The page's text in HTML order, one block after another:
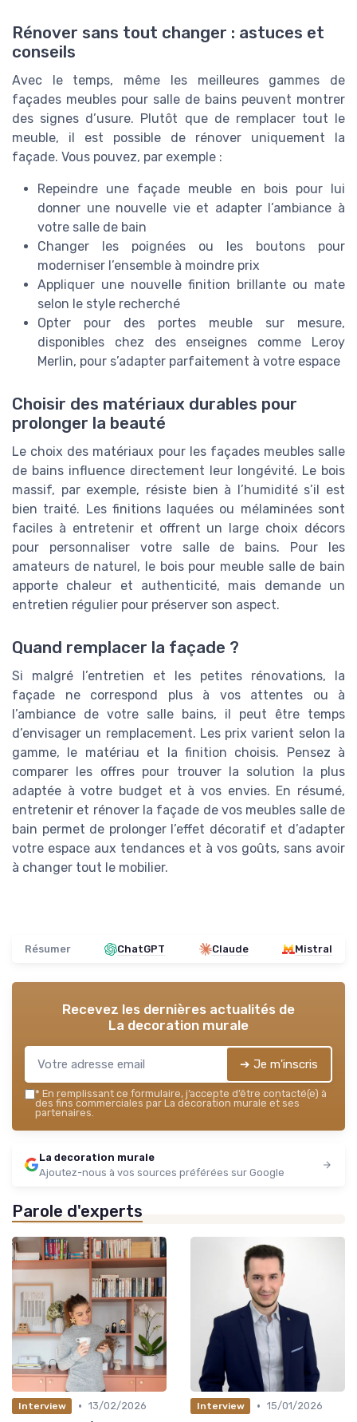
Rénover sans tout changer : astuces et
conseils
Avec le temps, même les meilleures gammes de
façades meubles pour salle de bains peuvent montrer
des signes d’usure. Plutôt que de remplacer tout le
meuble, il est possible de rénover uniquement la
façade. Vous pouvez, par exemple :
Repeindre une façade meuble en bois pour lui
donner une nouvelle vie et adapter l’ambiance à
votre salle de bain
Changer les poignées ou les boutons pour
moderniser l’ensemble à moindre prix
Appliquer une nouvelle finition brillante ou mate
selon le style recherché
Opter pour des portes meuble sur mesure,
disponibles chez des enseignes comme Leroy
Merlin, pour s’adapter parfaitement à votre espace
Choisir des matériaux durables pour
prolonger la beauté
Le choix des matériaux pour les façades meubles salle
de bains influence directement leur longévité. Le bois
massif, par exemple, résiste bien à l’humidité s’il est
bien traité. Les finitions laquées ou mélaminées sont
faciles à entretenir et offrent un large choix décors
pour personnaliser votre salle de bains. Pour les
amateurs de naturel, le bois pour meuble salle de bain
apporte chaleur et authenticité, mais demande un
entretien régulier pour préserver son aspect.
Quand remplacer la façade ?
Si malgré l’entretien et les petites rénovations, la
façade ne correspond plus à vos attentes ou à
l’ambiance de votre salle bains, il peut être temps
d’envisager un remplacement. Les prix varient selon la
gamme, le matériau et la finition choisis. Pensez à
comparer les offres pour trouver la solution la plus
adaptée à votre budget et à vos envies. En résumé,
entretenir et rénover la façade de vos meubles salle de
bain permet de prolonger l’effet décoratif et d’adapter
votre espace aux tendances et à vos goûts, sans avoir
à changer tout le mobilier.
Résumer ChatGPT Claude Mistral
Recevez les dernières actualités de
La decoration murale
➔ Je m'inscris
* En remplissant ce formulaire, j’accepte d’être contacté(e) à
des fins commerciales par La decoration murale et ses
partenaires.
La decoration murale
Ajoutez-nous à vos sources préférées sur Google
Parole d'experts
Interview • 13/02/2026
Interview • 15/01/2026